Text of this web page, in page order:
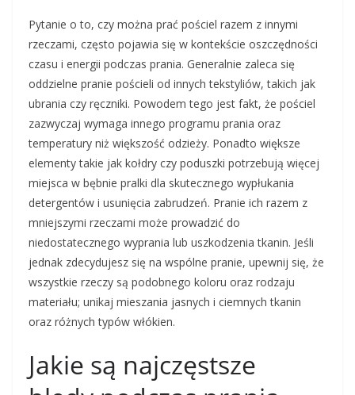
Pytanie o to, czy można prać pościel razem z innymi
rzeczami, często pojawia się w kontekście oszczędności
czasu i energii podczas prania. Generalnie zaleca się
oddzielne pranie pościeli od innych tekstyliów, takich jak
ubrania czy ręczniki. Powodem tego jest fakt, że pościel
zazwyczaj wymaga innego programu prania oraz
temperatury niż większość odzieży. Ponadto większe
elementy takie jak kołdry czy poduszki potrzebują więcej
miejsca w bębnie pralki dla skutecznego wypłukania
detergentów i usunięcia zabrudzeń. Pranie ich razem z
mniejszymi rzeczami może prowadzić do
niedostatecznego wyprania lub uszkodzenia tkanin. Jeśli
jednak zdecydujesz się na wspólne pranie, upewnij się, że
wszystkie rzeczy są podobnego koloru oraz rodzaju
materiału; unikaj mieszania jasnych i ciemnych tkanin
oraz różnych typów włókien.
Jakie są najczęstsze